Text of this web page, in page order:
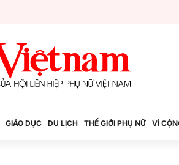
GIÁO DỤC DU LỊCH THẾ GIỚI PHỤ NỮ VÌ